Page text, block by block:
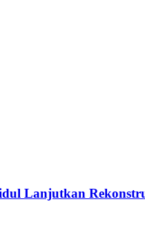
Lanjutkan